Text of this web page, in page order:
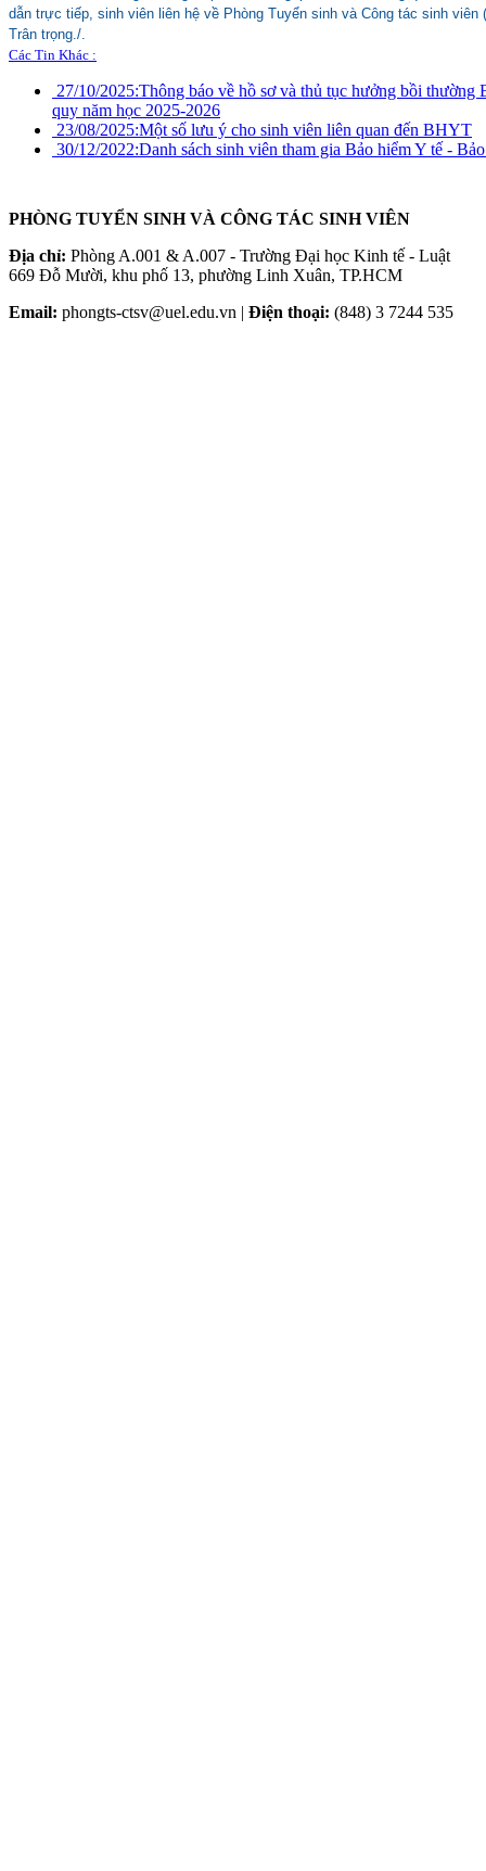
dẫn trực tiếp, sinh viên liên hệ về Phòng Tuyển sinh và Công tác sinh
Trân trọng./.
Các Tin Khác :
27/10/2025:Thông báo về hồ sơ và thủ tục hưởng bồi thường
quy năm học 2025-2026
23/08/2025:Một số lưu ý cho sinh viên liên quan đến BHYT
30/12/2022:Danh sách sinh viên tham gia Bảo hiểm Y tế -
PHÒNG TUYỂN SINH VÀ CÔNG TÁC SINH VIÊN
Địa chỉ: Phòng A.001 & A.007 - Trường Đại học Kinh tế - Luật
669 Đỗ Mười, khu phố 13, phường Linh Xuân, TP.HCM
Email: phongts-ctsv@uel.edu.vn | Điện thoại: (848) 3 7244 535